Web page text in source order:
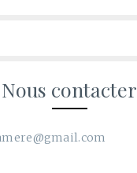
Nous contacter